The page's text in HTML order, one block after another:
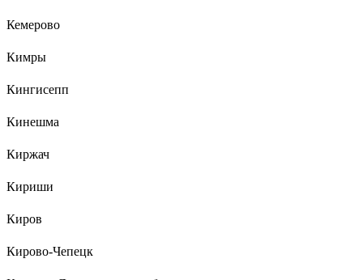
Кемерово
Кимры
Кингисепп
Кинешма
Киржач
Кириши
Киров
Кирово-Чепецк